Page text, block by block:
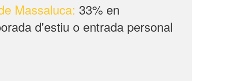
Massaluca: 33% en
d'estiu o entrada personal